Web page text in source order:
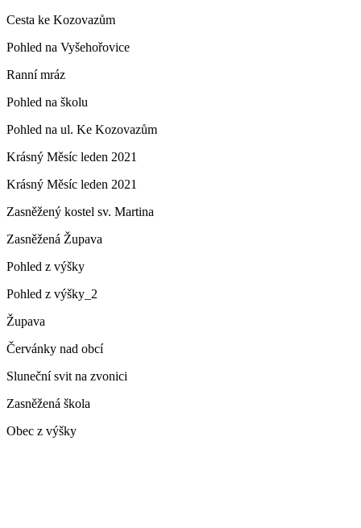
Cesta ke Kozovazům
Pohled na Vyšehořovice
Ranní mráz
Pohled na školu
Pohled na ul. Ke Kozovazům
Krásný Měsíc leden 2021
Krásný Měsíc leden 2021
Zasněžený kostel sv. Martina
Zasněžená Župava
Pohled z výšky
Pohled z výšky_2
Župava
Červánky nad obcí
Sluneční svit na zvonici
Zasněžená škola
Obec z výšky